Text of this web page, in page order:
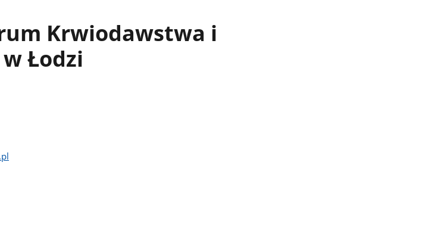
Krwiodawstwa i
Łodzi